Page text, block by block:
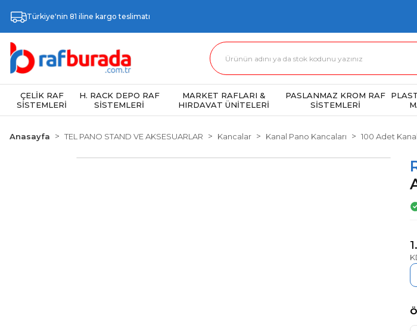
Türkiye'nin 81 iline kargo teslimatı
ÇELİK RAF
SİSTEMLERİ
H. RACK DEPO RAF
SİSTEMLERİ
MARKET RAFLARI &
HIRDAVAT ÜNİTELERİ
PASLANMAZ KROM RAF
SİSTEMLERİ
Anasayfa TEL PANO STAND VE AKSESUARLAR Kancalar Kanal Pano Kancaları 100 Adet